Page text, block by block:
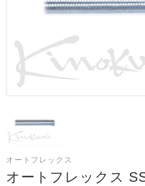
オートフレックス
オートフレックス